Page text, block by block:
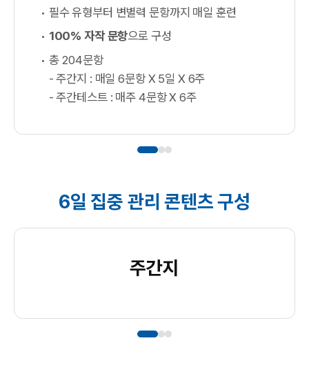
필수 유형부터 변별력 문항까지 매일 훈련
100% 자작 문항으로 구성
총 204문항
- 주간지 : 매일 6문항 X 5일 X 6주
- 주간테스트 : 매주 4문항 X 6주
6일 집중 관리 콘텐츠 구성
주간지